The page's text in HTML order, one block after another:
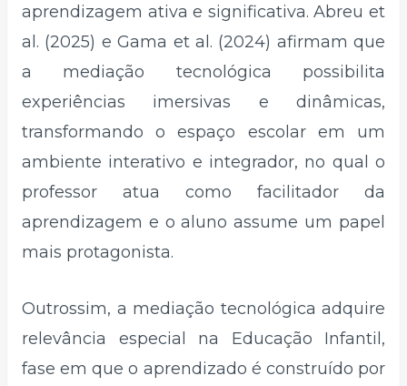
aprendizagem ativa e significativa. Abreu et
al. (2025) e Gama et al. (2024) afirmam que
a mediação tecnológica possibilita
experiências imersivas e dinâmicas,
transformando o espaço escolar em um
ambiente interativo e integrador, no qual o
professor atua como facilitador da
aprendizagem e o aluno assume um papel
mais protagonista.
Outrossim, a mediação tecnológica adquire
relevância especial na Educação Infantil,
fase em que o aprendizado é construído por